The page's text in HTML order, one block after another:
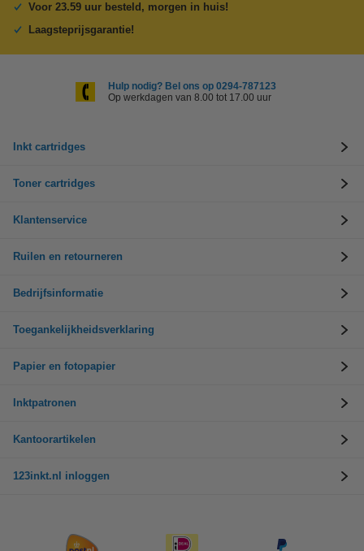
Voor 23.59 uur besteld, morgen in huis!
Laagsteprijsgarantie!
Hulp nodig? Bel ons op 0294-787123
Op werkdagen van 8.00 tot 17.00 uur
Inkt cartridges
Toner cartridges
Klantenservice
Ruilen en retourneren
Bedrijfsinformatie
Toegankelijkheidsverklaring
Papier en fotopapier
Inktpatronen
Kantoorartikelen
123inkt.nl inloggen